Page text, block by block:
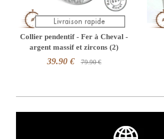
Collier pendentif - Fer à Cheval -
argent massif et zircons (2)
39.90 € 79.90 €